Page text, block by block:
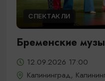
СПЕКТАКЛИ
Бременские
12.09.2026 17:00
Калининград,